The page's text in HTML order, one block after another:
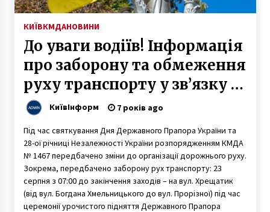
КИЇВКМДАНОВИНИ
До уваги водіїв! Інформація
про заборону та обмеження
руху транспорту у зв’язку з
відзначення Дня
Державного Прапора та Дня
Незалежності України
КиївІнформ 7 років ago
Під час святкування Дня Державного Прапора України та
28-ої річниці Незалежності України розпорядженням КМДА
№ 1467 передбачено зміни до організації дорожнього руху.
Зокрема, передбачено заборону рух транспорту: 23
серпня з 07:00 до закінчення заходів – на вул. Хрещатик
(від вул. Богдана Хмельницького до вул. Прорізної) під час
церемонії урочистого підняття Державного Прапора